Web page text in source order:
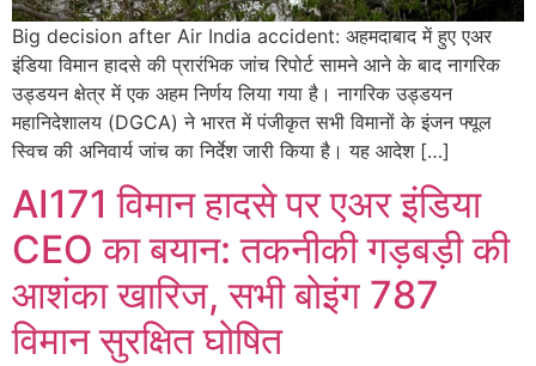
Big decision after Air India accident: अहमदाबाद में हुए एअर
इंडिया विमान हादसे की प्रारंभिक जांच रिपोर्ट सामने आने के बाद नागरिक
उड्डयन क्षेत्र में एक अहम निर्णय लिया गया है। नागरिक उड्डयन
महानिदेशालय (DGCA) ने भारत में पंजीकृत सभी विमानों के इंजन फ्यूल
स्विच की अनिवार्य जांच का निर्देश जारी किया है। यह आदेश […]
AI171 विमान हादसे पर एअर इंडिया
CEO का बयान: तकनीकी गड़बड़ी की
आशंका खारिज, सभी बोइंग 787
विमान सुरक्षित घोषित